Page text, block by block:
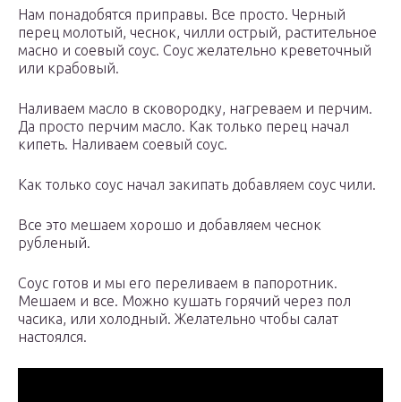
Нам понадобятся приправы. Все просто. Черный
перец молотый, чеснок, чилли острый, растительное
масно и соевый соус. Соус желательно креветочный
или крабовый.
Наливаем масло в сковородку, нагреваем и перчим.
Да просто перчим масло. Как только перец начал
кипеть. Наливаем соевый соус.
Как только соус начал закипать добавляем соус чили.
Все это мешаем хорошо и добавляем чеснок
рубленый.
Соус готов и мы его переливаем в папоротник.
Мешаем и все. Можно кушать горячий через пол
часика, или холодный. Желательно чтобы салат
настоялся.